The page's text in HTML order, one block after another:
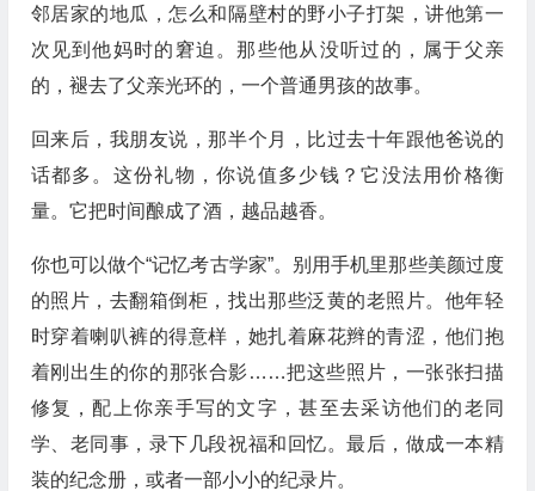
邻居家的地瓜，怎么和隔壁村的野小子打架，讲他第一
次见到他妈时的窘迫。那些他从没听过的，属于父亲
的，褪去了父亲光环的，一个普通男孩的故事。
回来后，我朋友说，那半个月，比过去十年跟他爸说的
话都多。这份礼物，你说值多少钱？它没法用价格衡
量。它把时间酿成了酒，越品越香。
你也可以做个“记忆考古学家”。别用手机里那些美颜过度
的照片，去翻箱倒柜，找出那些泛黄的老照片。他年轻
时穿着喇叭裤的得意样，她扎着麻花辫的青涩，他们抱
着刚出生的你的那张合影……把这些照片，一张张扫描
修复，配上你亲手写的文字，甚至去采访他们的老同
学、老同事，录下几段祝福和回忆。最后，做成一本精
装的纪念册，或者一部小小的纪录片。